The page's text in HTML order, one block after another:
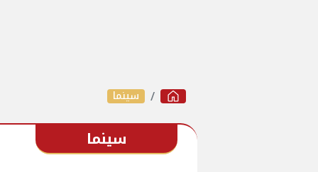
سينما
سينما